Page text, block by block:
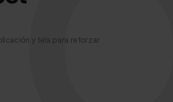
y tela para reforzar